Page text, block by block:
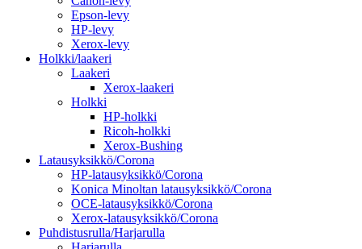
Epson-levy
HP-levy
Xerox-levy
Holkki/laakeri
Laakeri
Xerox-laakeri
Holkki
HP-holkki
Ricoh-holkki
Xerox-Bushing
Latausyksikkö/Corona
HP-latausyksikkö/Corona
Konica Minoltan latausyksikkö/Corona
OCE-latausyksikkö/Corona
Xerox-latausyksikkö/Corona
Puhdistusrulla/Harjarulla